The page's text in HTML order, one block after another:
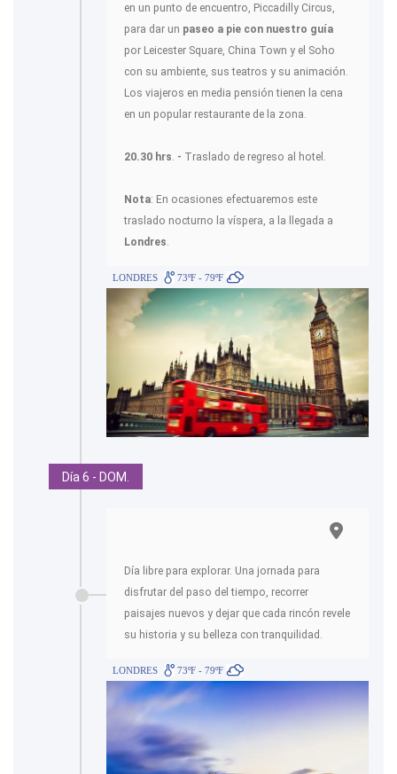
en un punto de encuentro, Piccadilly Circus,
para dar un paseo a pie con nuestro guía
por Leicester Square, China Town y el Soho
con su ambiente, sus teatros y su animación.
Los viajeros en media pensión tienen la cena
en un popular restaurante de la zona.
20.30 hrs - Traslado de regreso al hotel.
Nota: En ocasiones efectuaremos este
traslado nocturno la víspera, a la llegada a
Londres
LONDRES 73ºF - 79ºF
Día 6 - DOM.
Día libre para explorar. Una jornada para
disfrutar del paso del tiempo, recorrer
paisajes nuevos y dejar que cada rincón revele
su historia y su belleza con tranquilidad.
LONDRES 73ºF - 79ºF